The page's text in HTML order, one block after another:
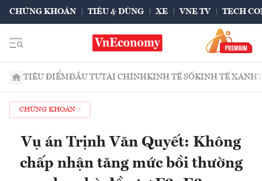
CHỨNG KHOÁN TIÊU & DÙNG XE VNE TV TECH
TIÊU ĐIỂMĐẦU TƯTÀI CHÍNHKINH TẾ SỐKINH TẾ XANH
CHỨNG KHOÁN
Vụ án Trịnh Văn Quyết: Không
chấp nhận tăng mức bồi thường